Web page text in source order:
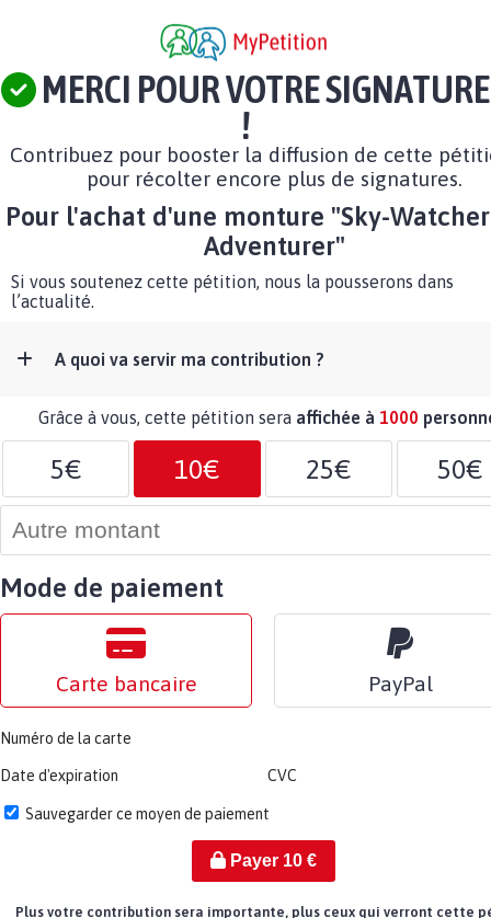
MERCI POUR VOTRE SIGNATURE
!
Contribuez pour booster la diffusion de cette
pour récolter encore plus de signatures.
Pour l'achat d'une monture "Sky-
Adventurer"
Si vous soutenez cette pétition, nous la pousserons dans
l’actualité.
A quoi va servir ma contribution ?
Grâce à vous, cette pétition sera affichée à 1000
5€ 10€ 25€ 50€
Mode de paiement
Carte bancaire PayPal
Numéro de la carte
Date d'expiration CVC
Sauvegarder ce moyen de paiement
Payer 10€
Plus votre contribution sera importante, plus ceux qui verront cette